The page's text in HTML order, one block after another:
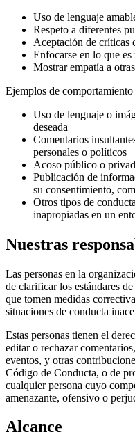
Uso de lenguaje
Respeto a diferentes
Aceptación de críticas
Enfocarse en lo que
Mostrar empatía a
Ejemplos de
Uso de lenguaje o
deseada
Comentarios
personales o políticos
Acoso público o
Publicación de
su consentimiento,
Otros tipos de
inapropiadas en un
Nuestras
Las personas en la
de clarificar los estándares
que tomen medidas
situaciones de conducta
Estas personas tienen el
editar o rechazar
eventos, y otras
Código de Conducta, o de
cualquier persona cuyo
amenazante, ofensivo o
Alcance